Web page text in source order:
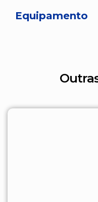
Equipamento